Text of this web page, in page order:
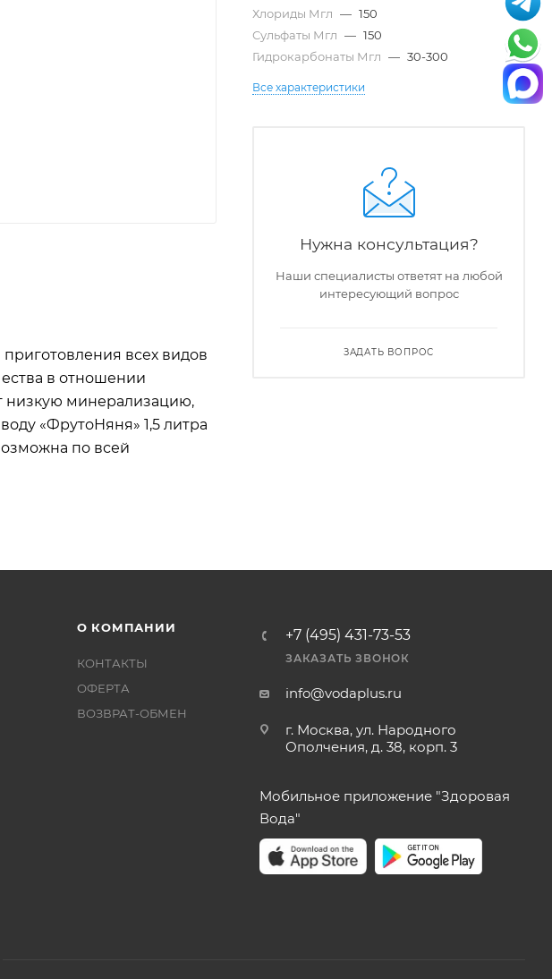
всех видов
в отношении
низкую минерализацию,
«ФрутоНяня» 1,5 литра
по всей
Хлориды Мгл — 150
Сульфаты Мгл — 150
Гидрокарбонаты Мгл — 30-300
Все характеристики
Нужна консультация?
Наши специалисты ответят на любой
интересующий вопрос
ЗАДАТЬ ВОПРОС
О КОМПАНИИ
КОНТАКТЫ
ОФЕРТА
ВОЗВРАТ-ОБМЕН
+7 (495) 431-73-53
ЗАКАЗАТЬ ЗВОНОК
info@vodaplus.ru
г. Москва, ул. Народного
Ополчения, д. 38, корп. 3
Мобильное приложение "Здоровая
Вода"